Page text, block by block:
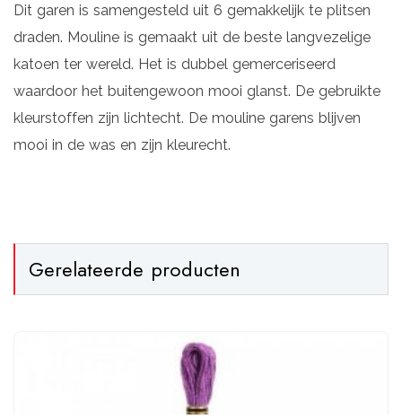
Dit garen is samengesteld uit 6 gemakkelijk te plitsen
draden. Mouline is gemaakt uit de beste langvezelige
katoen ter wereld. Het is dubbel gemerceriseerd
waardoor het buitengewoon mooi glanst. De gebruikte
kleurstoffen zijn lichtecht. De mouline garens blijven
mooi in de was en zijn kleurecht.
Gerelateerde producten